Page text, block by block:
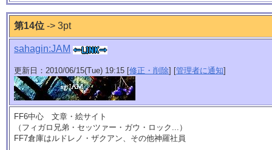
第14位 -> 3pt
sahagin:JAM
更新日：2010/06/15(Tue) 19:15 [修正・削除] [管理者に通知]
FF6中心 文章・絵サイト
（フィガロ兄弟・セッツァー・ガウ・ロック...）
FF7倉庫はルドレノ・ザクアン、その他神羅社員